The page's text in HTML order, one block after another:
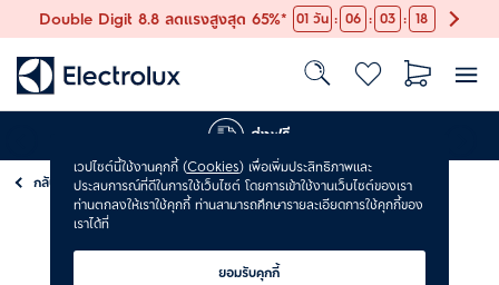
Double Digit 8.8 ลดแรงสูงสุด 65%* 01 วัน : 06 : 03 : 17
ส่งฟรี
กลับ เครื่องดูดฝุ่น
เวปไซต์นี้ใช้งานคุกกี้ (Cookies) เพื่อเพิ่มประสิทธิภาพและ
ประสบการณ์ที่ดีในการใช้เว็บไซต์ โดยการเข้าใช้งานเว็บไซต์ของเรา
ท่านตกลงให้เราใช้คุกกี้ ท่านสามารถศึกษารายละเอียดการใช้คุกกี้ของ
เราได้ที่
ยอมรับคุกกี้